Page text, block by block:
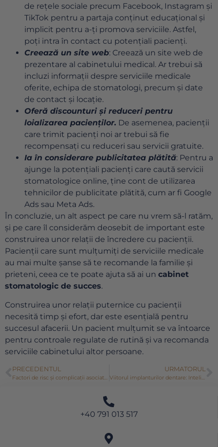
de rețele sociale precum Facebook, Instagram și
TikTok pentru a partaja conținut educațional și
implicit pentru a-ți promova serviciile. Astfel,
poți intra în contact cu potențiali pacienți.
Creează un site web: Creează un site web de
prezentare al cabinetului medical. Ar trebui să
incluzi informații despre serviciile medicale
oferite, echipa de stomatologi, precum și date
de contact și locație.
Oferă discounturi și reduceri pentru
loializarea pacienților. De asemenea, pacienții
care trimit pacienți noi ar trebui să fie
recompensați cu reduceri sau servicii gratuite.
Ia în considerare publicitatea plătită: Pentru a
ajunge la potențiali pacienți care caută servicii
stomatologice online, ține cont de utilizarea
tehnicilor de publicitate plătită, cum ar fi Google
Ads sau Meta Ads.
În concluzie, un alt aspect pe care nu vrem să-l ratăm,
și pe care îl considerăm deosebit de important este
construirea unor relații de încredere cu pacienții.
Pacienții care sunt mulțumiți de serviciile medicale
au mai multe șanse să te recomande la familie și
prieteni, ceea ce te poate ajuta să ai un cabinet
stomatologic de succes.
Construirea unor relații puternice cu pacienții
necesită timp și efort, dar este esențială pentru
succesul afacerii. Un pacient mulțumit se va întoarce
pentru controale regulate de rutină și va recomanda
serviciile cabinetului altor persoane.
PRECEDENTUL
Factori de risc și complicații asociate implanturilor dentare
URMATORUL
Viitorul implanturilor dentare: Inteligența artificială și robotică
+40 791 013 517